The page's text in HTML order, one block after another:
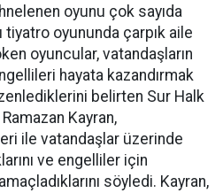
oyunu çok sayıda
tiyatro oyununda çarpık aile
oyuncular, vatandaşların
hayata kazandırmak
belirten Sur Halk
Kayran,
ile vatandaşlar üzerinde
ve engelliler için
söyledi. Kayran,